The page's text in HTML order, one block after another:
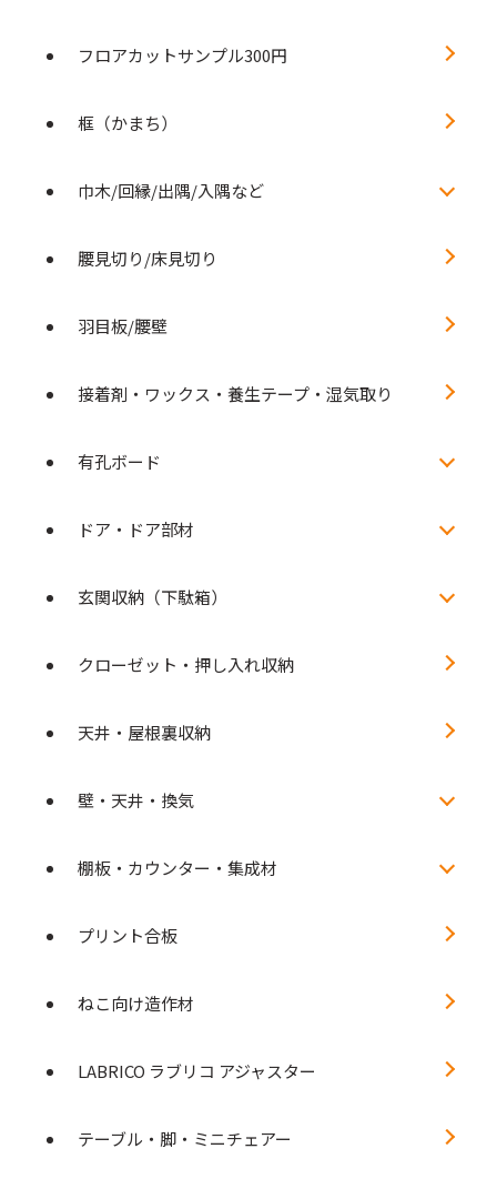
フロアカットサンプル300円
框（かまち）
巾木/回縁/出隅/入隅など
腰見切り/床見切り
羽目板/腰壁
接着剤・ワックス・養生テープ・湿気取り
有孔ボード
ドア・ドア部材
玄関収納（下駄箱）
クローゼット・押し入れ収納
天井・屋根裏収納
壁・天井・換気
棚板・カウンター・集成材
プリント合板
ねこ向け造作材
LABRICO ラブリコ アジャスター
テーブル・脚・ミニチェアー